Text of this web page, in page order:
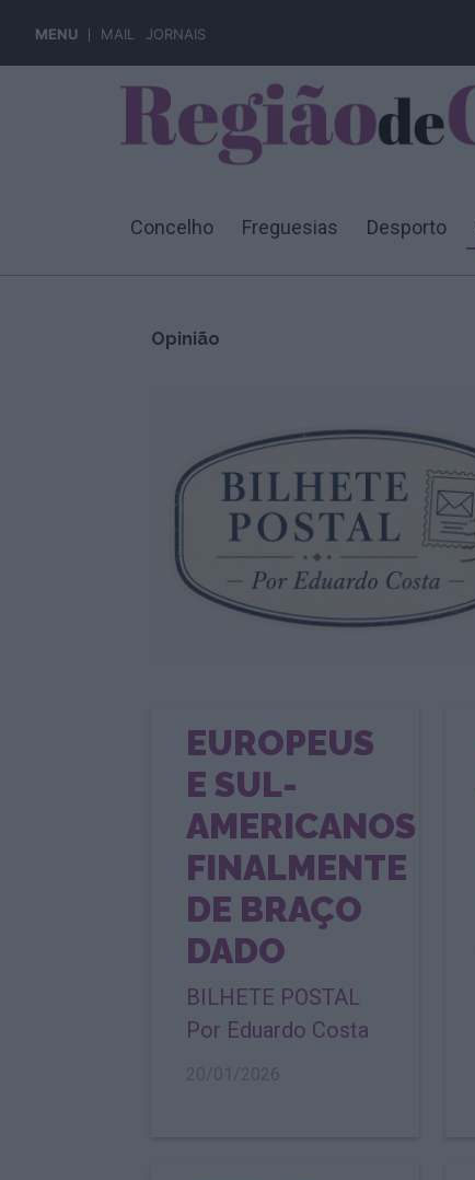
MENU MAIL JORNAIS
Concelho Freguesias Desporto
Opinião
EUROPEUS
E SUL-
AMERICANOS
FINALMENTE
DE BRAÇO
DADO
BILHETE POSTAL
Por Eduardo Costa